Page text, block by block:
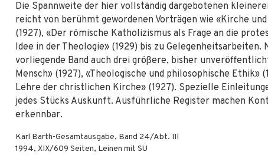
Die Spannweite der hier vollständig dargebotenen
reicht von berühmt gewordenen Vorträgen wie «Kirche
(1927), «Der römische Katholizismus als Frage an die
Idee in der Theologie» (1929) bis zu
vorliegende Band auch drei größere, bisher
Mensch» (1927), «Theologische und philosophische Ethik»
Lehre der christlichen Kirche» (1927). Spezielle
jedes Stücks Auskunft. Ausführliche Register machen
erkennbar.
Karl Barth-Gesamtausgabe, Band 24/Abt. III
1994, XIX/609 Seiten, Leinen mit SU